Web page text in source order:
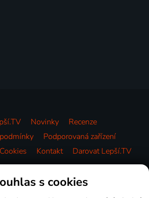
Novinky
Recenze
Podporovaná zařízení
Cookies Kontakt Darovat Lepší.TV
Videotéka
s cookies